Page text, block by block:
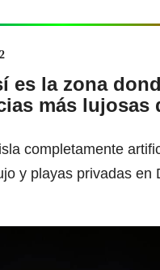
es la zona
más lujosas
completamente
y playas privadas en